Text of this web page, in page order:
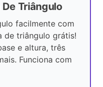
Triângulo
facilmente com
de triângulo grátis!
e altura, três
Funciona com